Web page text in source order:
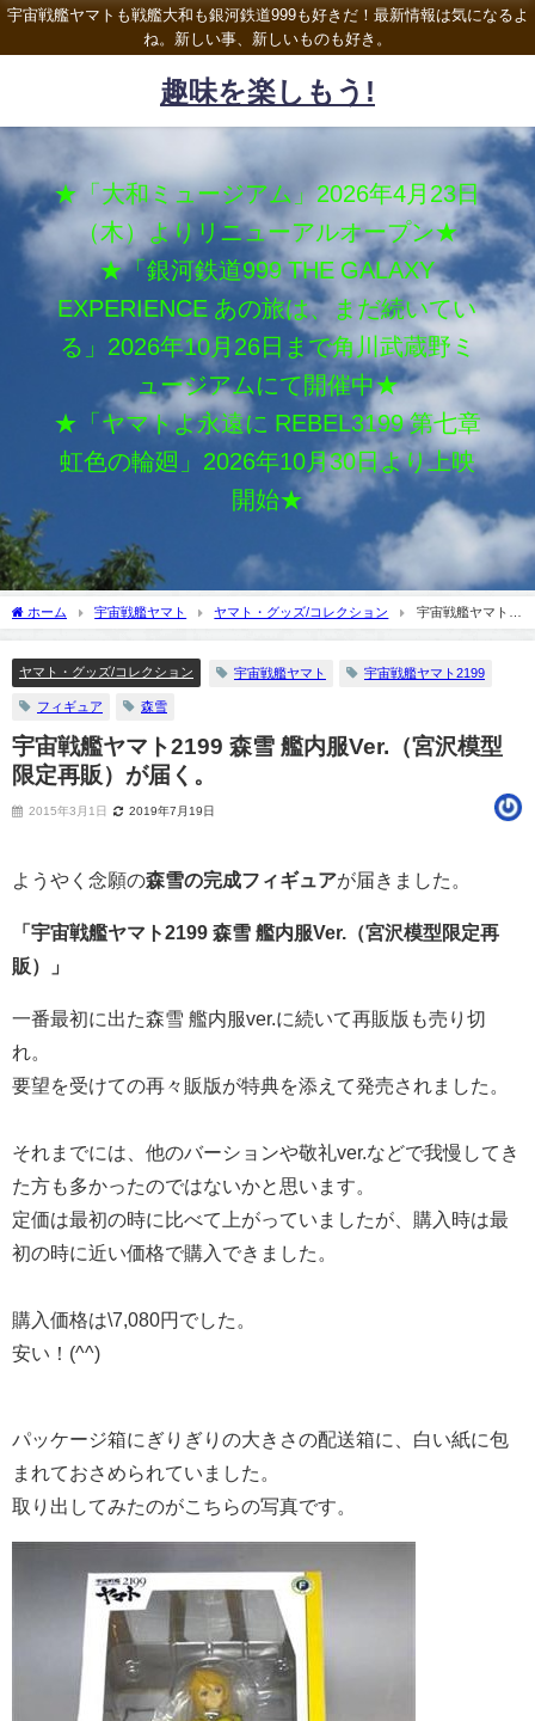
宇宙戦艦ヤマトも戦艦大和も銀河鉄道999も好きだ！最新情報は気になるよ
ね。新しい事、新しいものも好き。
趣味を楽しもう!
★「大和ミュージアム」2026年4月23日
（木）よりリニューアルオープン★
★「銀河鉄道999 THE GALAXY
EXPERIENCE あの旅は、まだ続いてい
る」2026年10月26日まで角川武蔵野ミ
ュージアムにて開催中★
★「ヤマトよ永遠に REBEL3199 第七章
虹色の輪廻」2026年10月30日より上映
開始★
ホーム 宇宙戦艦ヤマト ヤマト・グッズ/コレクション
宇宙戦艦ヤマト
ヤマト・グッズ/コレクション 宇宙戦艦ヤマト 宇宙戦艦ヤマト2199
フィギュア 森雪
宇宙戦艦ヤマト2199 森雪 艦内服Ver.（宮沢模型
限定再販）が届く。
2015年3月1日 2019年7月19日
ようやく念願の森雪の完成フィギュアが届きました。
「宇宙戦艦ヤマト2199 森雪 艦内服Ver.（宮沢模型限定再
販）」
一番最初に出た森雪 艦内服ver.に続いて再販版も売り切
れ。
要望を受けての再々販版が特典を添えて発売されました。
それまでには、他のバーションや敬礼ver.などで我慢してき
た方も多かったのではないかと思います。
定価は最初の時に比べて上がっていましたが、購入時は最
初の時に近い価格で購入できました。
購入価格は\7,080円でした。
安い！(^^)
パッケージ箱にぎりぎりの大きさの配送箱に、白い紙に包
まれておさめられていました。
取り出してみたのがこちらの写真です。